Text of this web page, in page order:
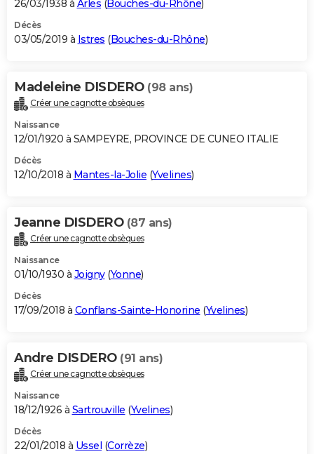
26/03/1938 à Arles (Bouches-du-Rhône)
Décès
03/05/2019 à Istres (Bouches-du-Rhône)
Madeleine DISDERO (98 ans)
Créer une cagnotte obsèques
Naissance
12/01/1920 à SAMPEYRE, PROVINCE DE CUNEO ITALIE
Décès
12/10/2018 à Mantes-la-Jolie (Yvelines)
Jeanne DISDERO (87 ans)
Créer une cagnotte obsèques
Naissance
01/10/1930 à Joigny(Yonne)
Décès
17/09/2018 à Conflans-Sainte-Honorine (Yvelines)
Andre DISDERO (91 ans)
Créer une cagnotte obsèques
Naissance
18/12/1926 à Sartrouville (Yvelines)
Décès
22/01/2018 à Ussel (Corrèze)